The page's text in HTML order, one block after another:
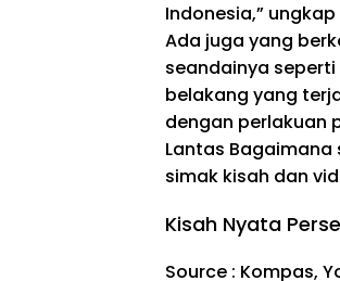
Indonesia,”
Ada juga yang
seandainya
belakang yang
dengan perlakuan
Lantas Bagaimana
simak kisah dan
Kisah Nyata
Source : Kompas,